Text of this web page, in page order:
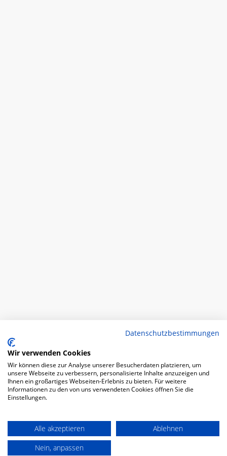
Datenschutzbestimmungen
Wir verwenden Cookies
Wir können diese zur Analyse unserer Besucherdaten platzieren, um
unsere Webseite zu verbessern, personalisierte Inhalte anzuzeigen und
Ihnen ein großartiges Webseiten-Erlebnis zu bieten. Für weitere
Informationen zu den von uns verwendeten Cookies öffnen Sie die
Einstellungen.
Alle akzeptieren
Ablehnen
Nein, anpassen